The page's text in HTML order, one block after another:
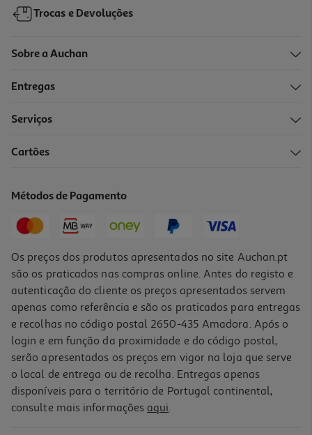
Trocas e Devoluções
Sobre a Auchan
Entregas
Serviços
Cartões
Métodos de Pagamento
Os preços dos produtos apresentados no site Auchan.pt
são os praticados nas compras online. Antes do registo e
autenticação do cliente os preços apresentados servem
apenas como referência e são os praticados para entregas
e recolhas no código postal 2650-435 Amadora. Após o
login e em função da proximidade e do código postal,
serão apresentados os preços em vigor na loja que serve
o local de entrega ou de recolha. Entregas apenas
disponíveis para o território de Portugal continental,
consulte mais informações aqui.